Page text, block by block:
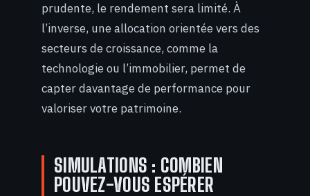
prudente, le rendement sera limité. À
l’inverse, une allocation orientée vers des
secteurs de croissance, comme la
technologie ou l’immobilier, permet de
capter davantage de performance pour
valoriser votre patrimoine.
SIMULATIONS : COMBIEN
POUVEZ-VOUS ESPÉRER